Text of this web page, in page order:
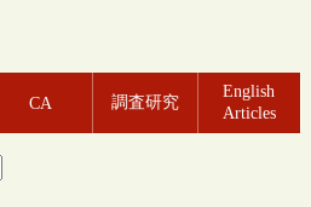
CA 調査研究
English
Articles